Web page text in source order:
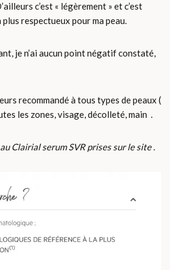
c’est « légèrement » et c’est
plus respectueux pour ma peau.
je n’ai aucun point négatif constaté,
recommandé à tous types de peaux (
les zones, visage, décolleté, main .
Clairial serum SVR prises sur le site .